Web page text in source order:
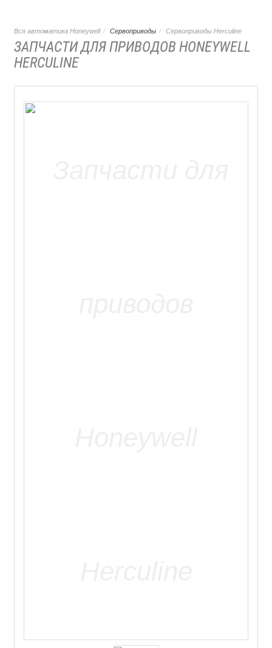
Вся автоматика Honeywell Сервоприводы Сервоприводы Herculine
ЗАПЧАСТИ ДЛЯ ПРИВОДОВ HONEYWELL
HERCULINE